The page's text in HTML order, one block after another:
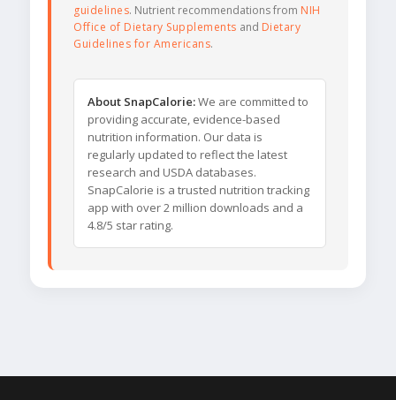
guidelines. Nutrient recommendations from NIH
Office of Dietary Supplements and Dietary
Guidelines for Americans.
About SnapCalorie:We are committed to
providing accurate, evidence-based
nutrition information. Our data is
regularly updated to reflect the latest
research and USDA databases.
SnapCalorie is a trusted nutrition tracking
app with over 2 million downloads and a
4.8/5 star rating.